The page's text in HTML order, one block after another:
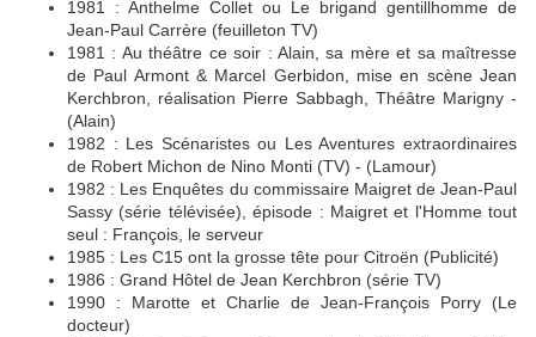
1981 : Anthelme Collet ou Le brigand gentillhomme de
Jean-Paul Carrère (feuilleton TV)
1981 : Au théâtre ce soir : Alain, sa mère et sa maîtresse
de Paul Armont & Marcel Gerbidon, mise en scène Jean
Kerchbron, réalisation Pierre Sabbagh, Théâtre Marigny -
(Alain)
1982 : Les Scénaristes ou Les Aventures extraordinaires
de Robert Michon de Nino Monti (TV) - (Lamour)
1982 : Les Enquêtes du commissaire Maigret de Jean-Paul
Sassy (série télévisée), épisode : Maigret et l'Homme tout
seul : François, le serveur
1985 : Les C15 ont la grosse tête pour Citroën (Publicité)
1986 : Grand Hôtel de Jean Kerchbron (série TV)
1990 : Marotte et Charlie de Jean-François Porry (Le
docteur)